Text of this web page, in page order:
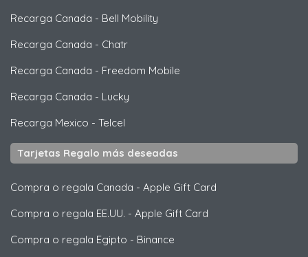
Recarga Canada - Bell Mobility
Recarga Canada - Chatr
Recarga Canada - Freedom Mobile
Recarga Canada - Lucky
Recarga Mexico - Telcel
Tarjetas Regalo más deseadas
Compra o regala Canada - Apple Gift Card
Compra o regala EE.UU. - Apple Gift Card
Compra o regala Egipto - Binance